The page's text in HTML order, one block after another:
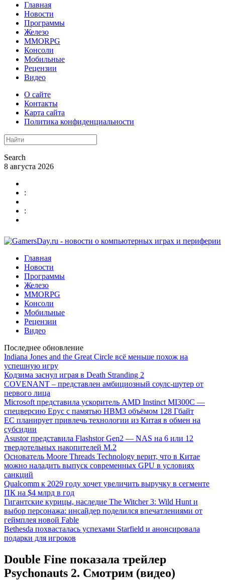
Главная
Новости
Программы
Железо
MMORPG
Консоли
Мобильные
Рецензии
Видео
О сайте
Контакты
Карта сайта
Политика конфиденциальности
Search
8 августа 2026
:
:
Главная
Новости
Программы
Железо
MMORPG
Консоли
Мобильные
Рецензии
Видео
Последнее обновление
Indiana Jones and the Great Circle всё меньше похож на
успешную игру
Кодзима заснул играя в Death Stranding 2
COVENANT – представлен амбициозный соулс-шутер от
первого лица
Microsoft представила ускоритель AMD Instinct MI300C —
спецверсию Epyc с памятью HBM3 объёмом 128 Гбайт
ЕС планирует привлечь технологии из Китая в обмен на
субсидии
Asustor представила Flashstor Gen2 — NAS на 6 или 12
твердотельных накопителей M.2
Основатель Moore Threads Technology верит, что в Китае
можно наладить выпуск современных GPU в условиях
санкций
Qualcomm к 2029 году хочет увеличить выручку в сегменте
ПК на $4 млрд в год
Гигантские курицы, наследие The Witcher 3: Wild Hunt и
выбор персонажа: инсайдер поделился впечатлениями от
геймплея новой Fable
Bethesda похвасталась успехами Starfield и анонсировала
подарки для игроков
Double Fine показала трейлер
Psychonauts 2. Смотрим (видео)